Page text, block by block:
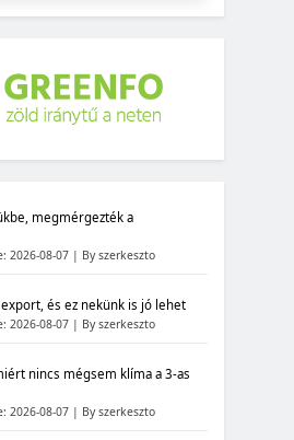
megmérgezték a
2026-08-07 By szerkeszto
és ez nekünk is jó lehet
2026-08-07 By szerkeszto
nincs mégsem klíma a 3-as
2026-08-07 By szerkeszto